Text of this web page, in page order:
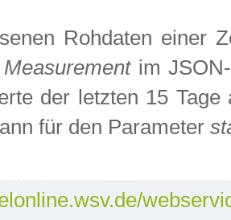
Rohdaten einer
Measurementim JSON-
der letzten 15
für den Parameter